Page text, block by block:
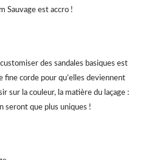
Sauvage est accro !
des sandales basiques est
fine corde pour qu’elles deviennent
sur la couleur, la matière du laçage :
seront que plus uniques !